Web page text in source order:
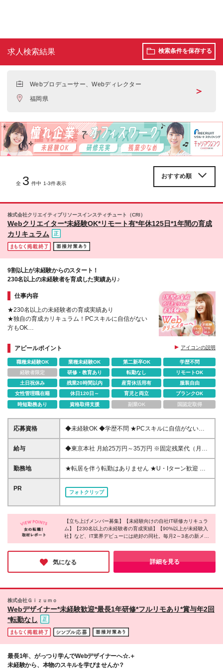
求人検索結果 検索条件を保存する
Webプロデューサー、Webディレクター
福岡県
＞
全 3 件中 1-3件表示
株式会社クリエイティブリソースインスティチュート（CRI）
Webクリエイター*未経験OK*リモート有*年休125日*1年間の育成
カリキュラム
9割以上が未経験からのスタート！
230名以上の未経験者を育成した実績あり♪
仕事内容
★230名以上の未経験者の育成実績あり
★独自の育成カリキュラム！PCスキルに自信がない
方もOK
★平均年齢29.8歳！若手が多数活躍
★5連休以上もOK
★産育休復帰率9割以上
アピールポイント アイコンの説明
職種未経験OK 業種未経験OK 第二新卒OK
学歴不問
経験者限定
研修・教育あり 転勤なし
リモートOK
土日祝休み
残業20時間以内 産育休活用有
服装自由
女性管理職在籍
休日120日～ 育児と両立
ブランクOK
時短勤務あり
資格取得支援 副業OK 国認定取得
応募資格
◆未経験OK ◆学歴不問 ★PCスキルに自信がない方
も大歓迎 ★第二新卒OK ＼こんな方にピッタリ／ □未
経験からWebクリエイターになりたい □サポート体制
働き方を叶えたい ★「やりたいことが見つかってな
いけど、色々なことにチャレンジしたい」という方
ィレクターに転身したい」など、ジョブチェンジも歓
給与
◆東京本社 月給25万円～35万円 ※固定残業代（月25
時間分／4万875円～）を含む。超過分は全額別途支
給 ◆福岡支社 月給20.5万円～35万円 ※固定残業代
には固定残業代（月15時間分／2万3,085円～）を含
3,085円～）を含む。超過分は全額別途支給 ◆伊万里
事業所 月給18万円～35万円 ※給与には固定残業代
（月10時間分／1万3,050円～）を含む。超過分は全
与には固定残業代（月15時間分／2万3,085円～）を
含む。超過分は全額別途支給 ★IT業界の経験に応じて
（月40時間分／7万1,440円～14万2,920円）を含む。
通：試用期間6ヶ月あり。期間中は契約社員雇用とな
ります。その他の給与・待遇に差異はありません
勤務地
★転居を伴う転勤はありません ★U・Iターン歓迎 ★
配属は希望を最大限に考慮します ★将来的にはリモ
ートワーク・フルリモートの案件参画も可能！ 東京
（23区内）・福岡（市内）・大阪（市内）・名古屋
（市内）・伊万里（市内）・札幌（市内）いずれかの
各プロジェクト先での勤務となります。 ※プロジェク
ト先は一都三県内の案件もございます。 ◆東京本社
｜東京都世田谷区北沢2-19-5（自社ビル） ◆福岡支
社｜福岡県福岡市中央区大名1-2-23 ビジネス・ワン
けやき通りビル 4F ◆大阪事業所｜大阪府大阪市北区
中之島2-3-18中之島フェスティバルタワー19F ┗関西
プロジェクト始動に伴い、立ち上げメンバーを募集
月開所の事業所！エンジニア職の立ち上げメンバーを
1-1 クリスタルタワー9F ┗2026年7月開所の事業所！
立ち上げメンバーを募集！ (変更の範囲)上記を除く当
PR
フォトクリップ
【立ち上げメンバー募集】【未経験向けの自社IT研修カリキュラ
ム】【230名以上の未経験者の育成実績】【90%以上が未経験入
社】など、IT業界デビューには絶好の同社。毎月2～3名の新メン
バーが加わるそうです。充実した研修制度に加え、疑問点はトレ
ーナーにいつでも質問できる環境が印象的でした！残業少なめ、
リモート案件あり、5連休以上OKなどの働きやすさも魅力。産育
休復帰率は9割で、育児と両立している社員も多いそうです！
気になる 詳細を見る
株式会社Ｇｉｚｕｍｏ
Webデザイナー*未経験歓迎*最長1年研修*フルリモあり*賞与年2回
*転勤なし
最長1年、がっつり学んでWebデザイナーへ☆.＋
未経験から、本物のスキルを学びませんか？